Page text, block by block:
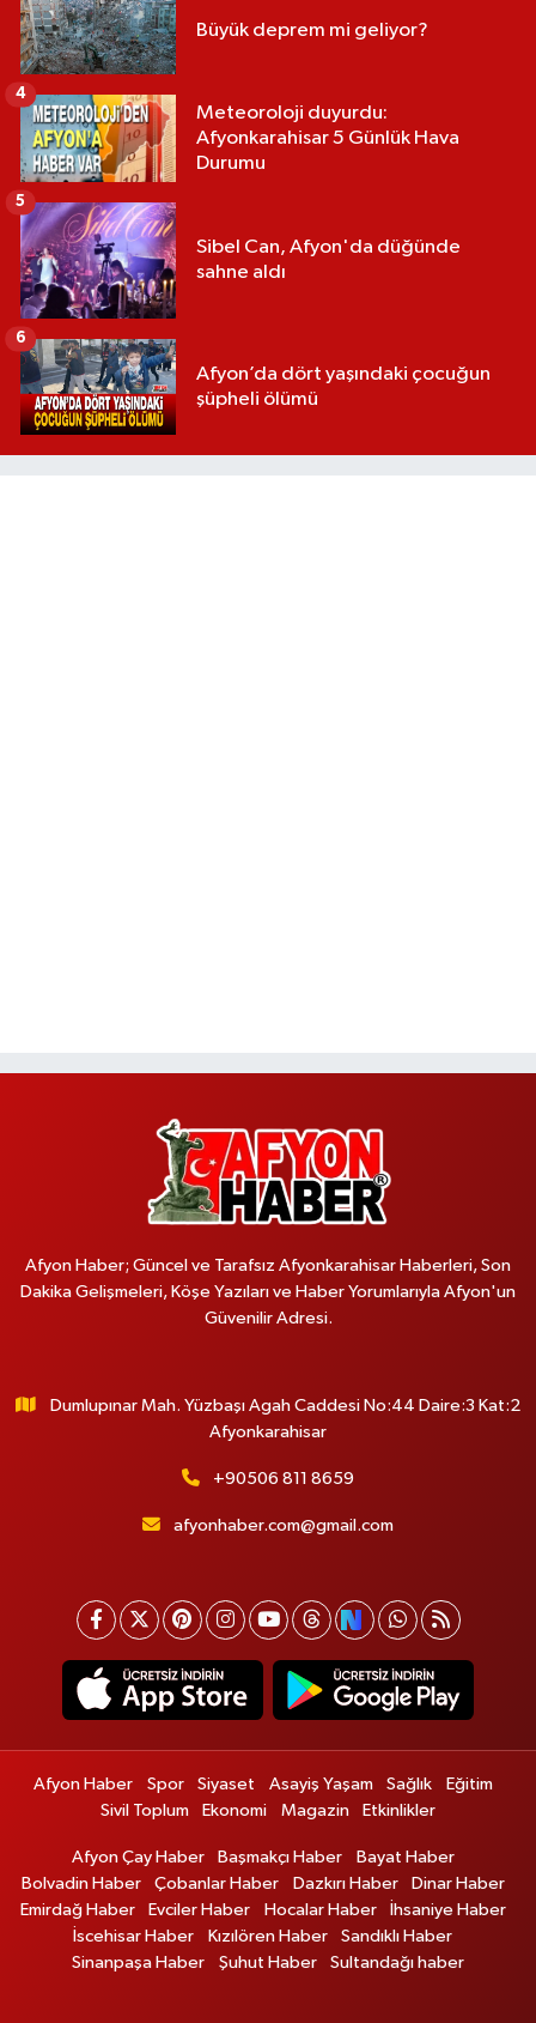
Büyük deprem mi geliyor?
Meteoroloji duyurdu:
Afyonkarahisar 5 Günlük Hava
Durumu
4
Sibel Can, Afyon'da düğünde
sahne aldı
5
Afyon’da dört yaşındaki çocuğun
şüpheli ölümü
6
Afyon Haber; Güncel ve Tarafsız Afyonkarahisar Haberleri, Son
Dakika Gelişmeleri, Köşe Yazıları ve Haber Yorumlarıyla Afyon'un
Güvenilir Adresi.
Dumlupınar Mah. Yüzbaşı Agah Caddesi No:44 Daire:3 Kat:2
Afyonkarahisar
+90506 811 8659
afyonhaber.com@gmail.com
Afyon Haber Spor Siyaset Asayiş Yaşam Sağlık
Eğitim
Sivil Toplum
Ekonomi Magazin Etkinlikler
Afyon Çay Haber Başmakçı Haber
Bayat Haber
Bolvadin Haber
Çobanlar Haber Dazkırı Haber
Dinar Haber
Emirdağ Haber
Evciler Haber Hocalar Haber
İhsaniye Haber
İscehisar Haber
Kızılören Haber
Sandıklı Haber
Sinanpaşa Haber
Şuhut Haber Sultandağı haber